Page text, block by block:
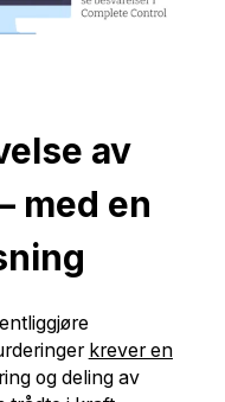
av
med en
krever en
og deling av